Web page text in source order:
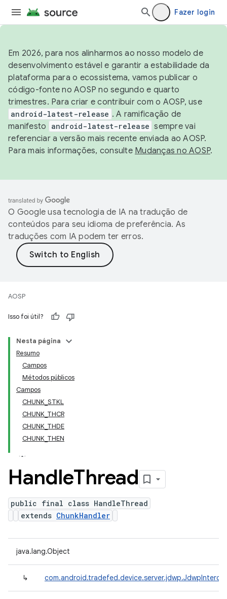
Fazer login
Em 2026, para nos alinharmos ao nosso modelo de
desenvolvimento estável e garantir a estabilidade da
plataforma para o ecossistema, vamos publicar o
código-fonte no AOSP no segundo e quarto
trimestres. Para criar e contribuir com o AOSP, use
android-latest-release . A ramificação de
manifesto
android-latest-release sempre vai
referenciar a versão mais recente enviada ao AOSP.
Para mais informações, consulte Mudanças no AOSP.
O Google usa tecnologia de IA na tradução de
conteúdos para seu idioma de preferência. As
traduções com IA podem ter erros.
AOSP
Isso foi útil?
Nesta página
Resumo
Campos
Métodos públicos
Campos
CHUNK_STKL
CHUNK_THCR
CHUNK_THDE
CHUNK_THEN
HandleThread
public final class HandleThread
extends ChunkHandler
java.lang.Object
↳